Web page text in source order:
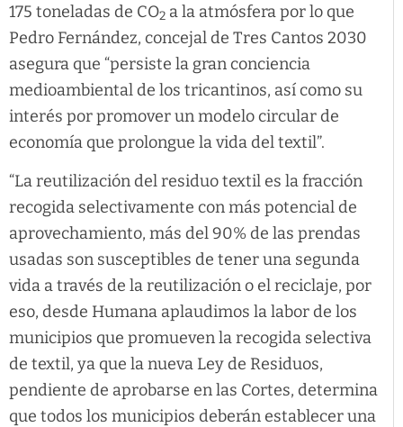
175 toneladas de CO2 a la atmósfera por lo que
Pedro Fernández, concejal de Tres Cantos 2030
asegura que “persiste la gran conciencia
medioambiental de los tricantinos, así como su
interés por promover un modelo circular de
economía que prolongue la vida del textil”.
“La reutilización del residuo textil es la fracción
recogida selectivamente con más potencial de
aprovechamiento, más del 90% de las prendas
usadas son susceptibles de tener una segunda
vida a través de la reutilización o el reciclaje, por
eso, desde Humana aplaudimos la labor de los
municipios que promueven la recogida selectiva
de textil, ya que la nueva Ley de Residuos,
pendiente de aprobarse en las Cortes, determina
que todos los municipios deberán establecer una